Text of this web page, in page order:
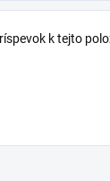
k tejto